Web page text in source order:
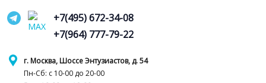
г. Москва, Шоссе Энтузиастов, д. 54
Пн-Сб: с 10-00 до 20-00
+7(495) 672-34-08
+7(964) 777-79-22